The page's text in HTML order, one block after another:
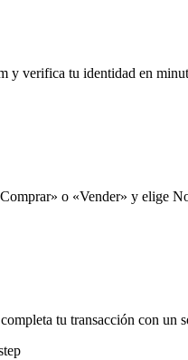
y verifica tu identidad en
o «Vender» y elige
tu transacción con un